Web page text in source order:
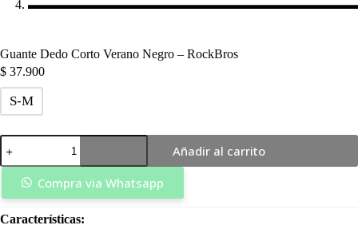
Guante Dedo Corto Verano Negro – RockBros
$ 37.900
S-M
Guante
Dedo
Corto
Verano
Negro
RockBros
Añadir al carrito
Compra via Whatsapp
Características: